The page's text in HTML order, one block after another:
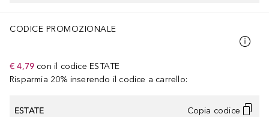
CODICE PROMOZIONALE
€ 4,79 con il codice ESTATE
Risparmia 20% inserendo il codice a carrello:
ESTATE Copia codice